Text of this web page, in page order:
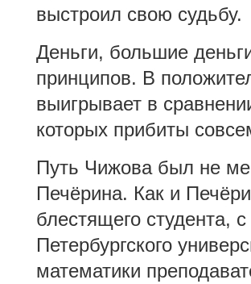
выстроил свою судьбу.
Деньги, большие
принципов. В
выигрывает в
которых прибиты
Путь Чижова был не
Печёрина. Как и
блестящего студента,
Петербургского
математики